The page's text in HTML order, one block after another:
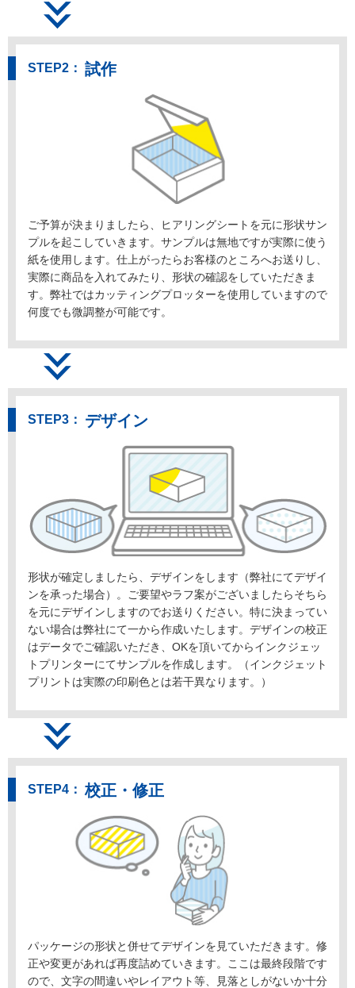
試作
ご予算が決まりましたら、ヒアリングシートを元に形状サン
プルを起こしていきます。サンプルは無地ですが実際に使う
紙を使用します。仕上がったらお客様のところへお送りし、
実際に商品を入れてみたり、形状の確認をしていただきま
す。弊社ではカッティングプロッターを使用していますので
何度でも微調整が可能です。
デザイン
形状が確定しましたら、デザインをします（弊社にてデザイ
ンを承った場合）。ご要望やラフ案がございましたらそちら
を元にデザインしますのでお送りください。特に決まってい
ない場合は弊社にて一から作成いたします。デザインの校正
はデータでご確認いただき、OKを頂いてからインクジェッ
トプリンターにてサンプルを作成します。（インクジェット
プリントは実際の印刷色とは若干異なります。）
校正・修正
パッケージの形状と併せてデザインを見ていただきます。修
正や変更があれば再度詰めていきます。ここは最終段階です
ので、文字の間違いやレイアウト等、見落としがないか十分